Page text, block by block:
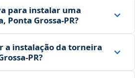
para instalar uma
Grossa‑PR?
a instalação da torneira